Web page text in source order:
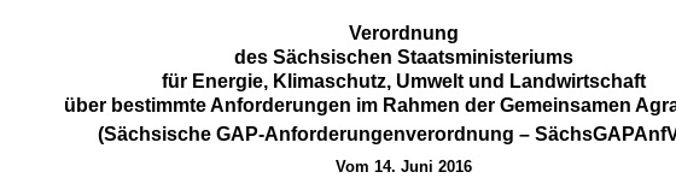
Verordnung
des Sächsischen Staatsministeriums
für Energie, Klimaschutz, Umwelt und Landwirtschaft
über bestimmte Anforderungen im Rahmen der Gemeinsamen
(Sächsische GAP-Anforderungenverordnung –
Vom 14. Juni 2016